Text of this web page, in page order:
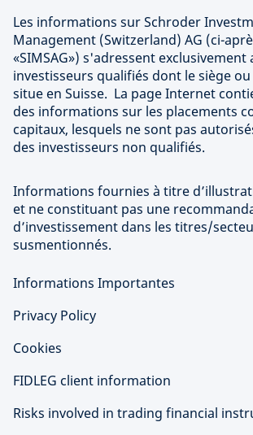
Les informations sur Schroder
Management (Switzerland) AG (ci-
«SIMSAG») s'adressent exclusivement
investisseurs qualifiés dont le siège
situe en Suisse. La page Internet
des informations sur les placements
capitaux, lesquels ne sont pas
des investisseurs non qualifiés.
Informations fournies à titre
et ne constituant pas une
d’investissement dans les titres/
susmentionnés.
Informations Importantes
Privacy Policy
Cookies
FIDLEG client information
Risks involved in trading financial